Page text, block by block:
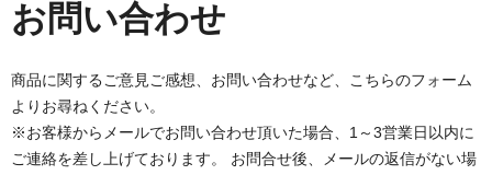
お問い合わせ
商品に関するご意見ご感想、お問い合わせなど、こちらのフォーム
よりお尋ねください。
※お客様からメールでお問い合わせ頂いた場合、1～3営業日以内に
ご連絡を差し上げております。 お問合せ後、メールの返信がない場